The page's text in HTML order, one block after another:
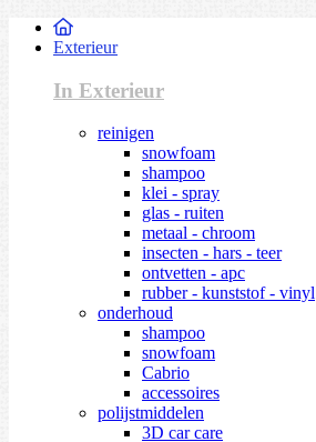
Exterieur
In Exterieur
reinigen
snowfoam
shampoo
klei - spray
glas - ruiten
metaal - chroom
insecten - hars - teer
ontvetten - apc
rubber - kunststof - vinyl
onderhoud
shampoo
snowfoam
Cabrio
accessoires
polijstmiddelen
3D car care